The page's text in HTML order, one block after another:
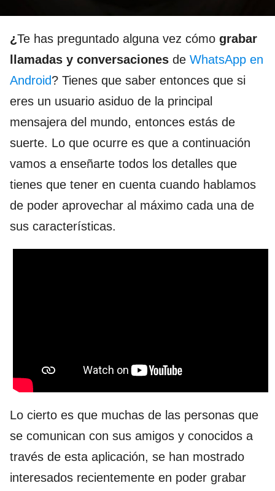
¿Te has preguntado alguna vez cómo grabar
llamadas y conversaciones de WhatsApp en
Android? Tienes que saber entonces que si
eres un usuario asiduo de la principal
mensajera del mundo, entonces estás de
suerte. Lo que ocurre es que a continuación
vamos a enseñarte todos los detalles que
tienes que tener en cuenta cuando hablamos
de poder aprovechar al máximo cada una de
sus características.
Lo cierto es que muchas de las personas que
se comunican con sus amigos y conocidos a
través de esta aplicación, se han mostrado
interesados recientemente en poder grabar